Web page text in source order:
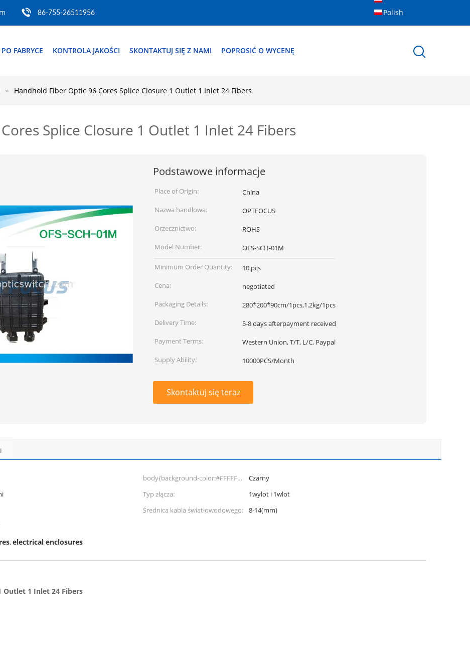
86-755-26511956 Polish
FABRYCE KONTROLA JAKOŚCI SKONTAKTUJ SIĘ Z NAMI POPROSIĆ O WYCENĘ
Handhold Fiber Optic 96 Cores Splice Closure 1 Outlet 1 Inlet 24 Fibers
Splice Closure 1 Outlet 1 Inlet 24 Fibers
Podstawowe informacje
Place of Origin:
China
Nazwa handlowa:
OPTFOCUS
Orzecznictwo:
ROHS
Model Number:
OFS-SCH-01M
Minimum Order Quantity:
10 pcs
Cena:
negotiated
Packaging Details:
280*200*90cm/1pcs,1.2kg/1pcs
Delivery Time:
5-8 days afterpayment received
Payment Terms:
Western Union, T/T, L/C, Paypal
Supply Ability:
10000PCS/Month
Skontaktuj się teraz
body{background-color:#FFFFFF}
非法阻断122 window.onload =
function () { docu:
Czarny
Typ złącza:
1wylot i 1wlot
Średnica kabla światłowodowego:
8-14(mm)
,electrical enclosures
Outlet 1 Inlet 24 Fibers